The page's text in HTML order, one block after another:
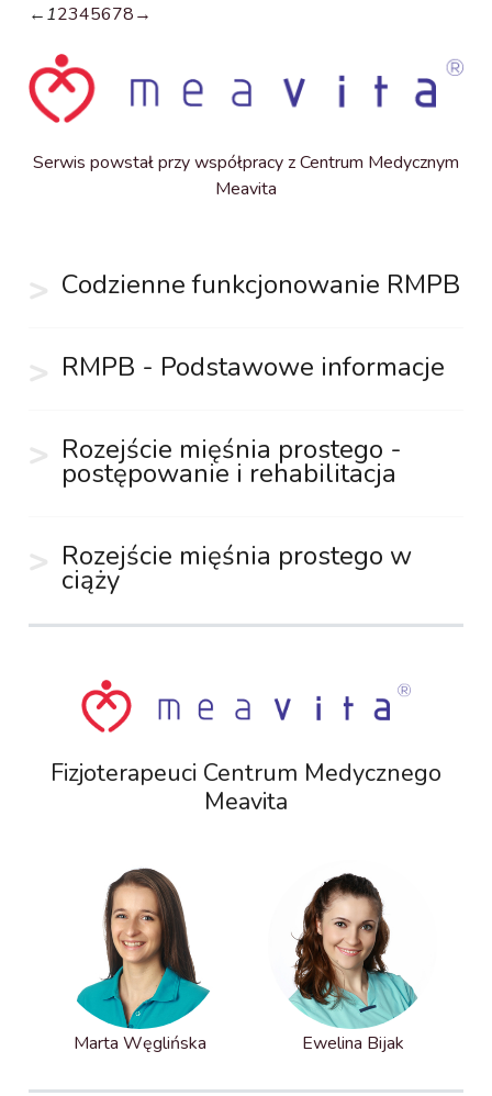
←12345678→
Serwis powstał przy współpracy z Centrum Medycznym
Meavita
Codzienne funkcjonowanie RMPB
RMPB - Podstawowe informacje
Rozejście mięśnia prostego -
postępowanie i rehabilitacja
Rozejście mięśnia prostego w
ciąży
Fizjoterapeuci Centrum Medycznego
Meavita
Marta Węglińska Ewelina Bijak